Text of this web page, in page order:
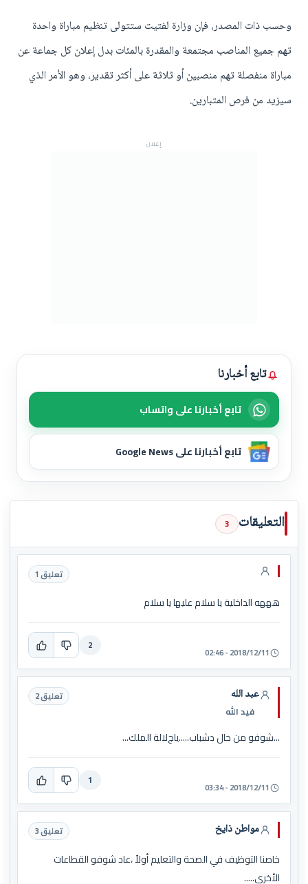
وحسب ذات المصدر، فإن وزارة لفتيت ستتولى تنظيم مباراة واحدة
تهم جميع المناصب مجتمعة والمقدرة بالمئات بدل إعلان كل جماعة عن
مباراة منفصلة تهم منصبين أو ثلاثة على أكثر تقدير، وهو الأمر الذي
سيزيد من فرص المتبارين.
إعلان
تابع أخبارنا
تابع أخبارنا على واتساب
تابع أخبارنا على Google News
التعليقات 3
تعليق 1
هههه الداخلية يا سلام عليها يا سلام
2018/12/11 - 02:46
2
عبد الله
فيد الله
تعليق 2
...شوفو من حال دشباب.....ياجﻻلة الملك...
2018/12/11 - 03:34
1
مواطن ذايخ تعليق 3
خاصنا التوظيف في الصحة والتعليم أولاً ،عاد شوفو القطاعات
الأخرى.....